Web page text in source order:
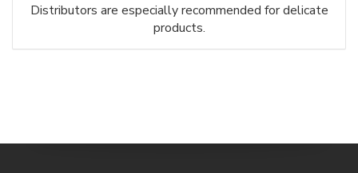
Distributors are especially recommended for delicate
products.